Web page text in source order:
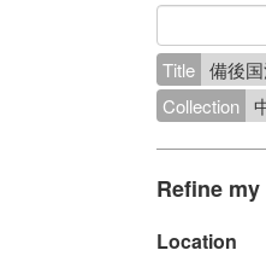
Title 備後
Collection
Refine
Location